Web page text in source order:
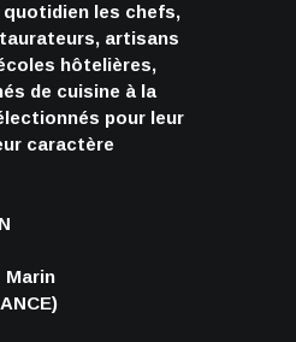
les chefs,
artisans
hôtelières,
de cuisine à la
pour leur
caractère
Marin